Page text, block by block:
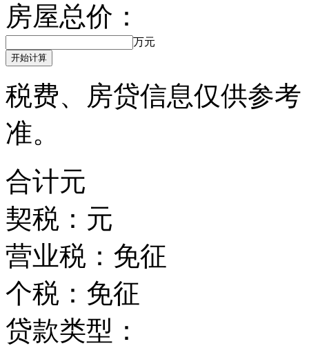
房屋总价：
万元
开始计算
税费、房贷信息仅供参
准。
合计元
契税： 元
营业税： 免征
个税： 免征
贷款类型：